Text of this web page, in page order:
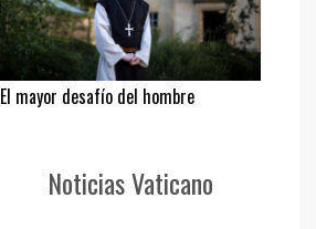
El mayor desafío del hombre
Noticias Vaticano